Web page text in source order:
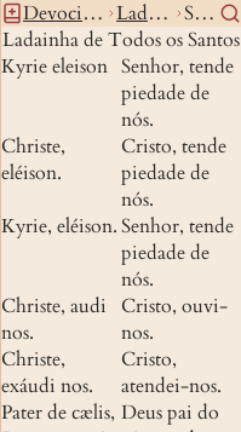
Devocionario Ladainhas
Santos
Ladainha de Todos os Santos
Kyrie eleison Senhor, tende
piedade de
nós.
Christe,
eléison.
Cristo, tende
piedade de
nós.
Kyrie, eléison.Senhor, tende
piedade de
nós.
Christe, audi
nos.
Cristo, ouvi-
nos.
Christe,
exáudi nos.
Cristo,
atendei-nos.
Pater de cælis, Deus pai do